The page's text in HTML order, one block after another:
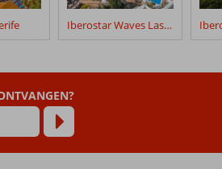
Iberostar Waves Las Dalias